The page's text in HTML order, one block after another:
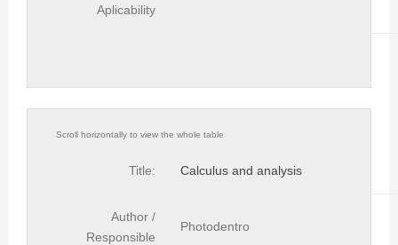
Aplicability
Title: Calculus and analysis
Author /
Responsible
Photodentro